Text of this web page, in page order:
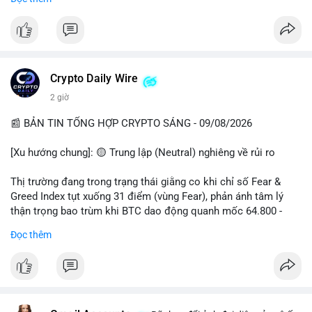
cổ đông vào tháng 2.
- Định chế tài chính: Delaware Life đưa BTC vào sản phẩm bảo
hiểm; Galaxy Digital lập quỹ đầu tư 100 triệu USD.
#binancesquare
$btc $eth $sol $xrp
#vlikevn #titanbot
📰 Nguồn: Decrypt
Crypto Daily Wire
2 giờ
📰 BẢN TIN TỔNG HỢP CRYPTO SÁNG - 09/08/2026
[Xu hướng chung]: 🟡 Trung lập (Neutral) nghiêng về rủi ro
Thị trường đang trong trạng thái giằng co khi chỉ số Fear &
Greed Index tụt xuống 31 điểm (vùng Fear), phản ánh tâm lý
thận trọng bao trùm khi BTC dao động quanh mốc 64.800 -
giao dịch BTC lớn được ghi nhận trong 24h qua, tổng trị giá
Đọc thêm